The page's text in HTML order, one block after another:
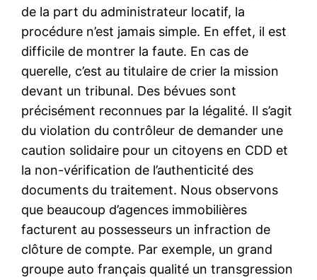
de la part du administrateur locatif, la
procédure n’est jamais simple. En effet, il est
difficile de montrer la faute. En cas de
querelle, c’est au titulaire de crier la mission
devant un tribunal. Des bévues sont
précisément reconnues par la légalité. Il s’agit
du violation du contrôleur de demander une
caution solidaire pour un citoyens en CDD et
la non-vérification de l’authenticité des
documents du traitement. Nous observons
que beaucoup d’agences immobilières
facturent au possesseurs un infraction de
clôture de compte. Par exemple, un grand
groupe auto français qualité un transgression